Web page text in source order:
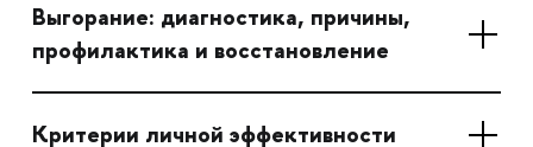
Выгорание: диагностика, причины,
профилактика и восстановление
Критерии личной эффективности